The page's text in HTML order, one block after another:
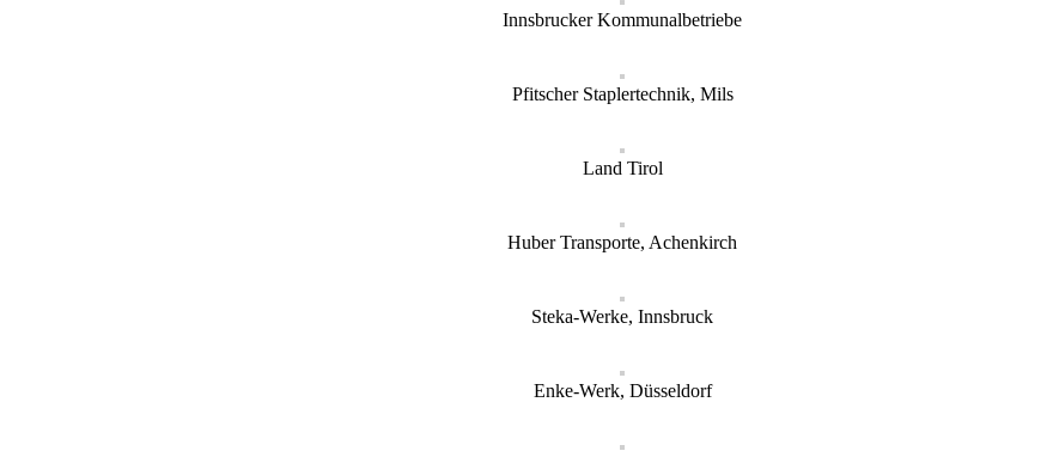
Innsbrucker Kommunalbetriebe
Pfitscher Staplertechnik, Mils
Land Tirol
Huber Transporte, Achenkirch
Steka-Werke, Innsbruck
Enke-Werk, Düsseldorf